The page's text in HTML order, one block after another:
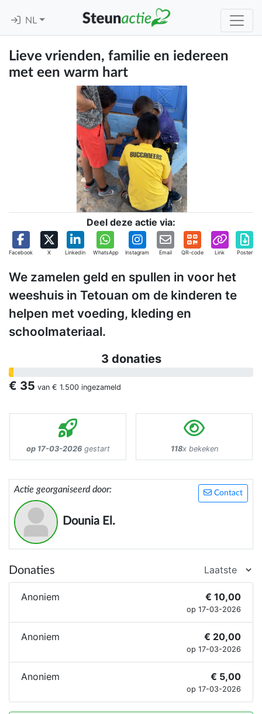
NL
Lieve vrienden, familie en iedereen
met een warm hart
Deel deze actie via:
Facebook X Linkedin WhatsApp Instagram Email QR-code Link Poster
We zamelen geld en spullen in voor het
weeshuis in Tetouan om de kinderen te
helpen met voeding, kleding en
schoolmateriaal.
3 donaties
€ 35 van € 1.500 ingezameld
op 17-03-2026gestart 118x bekeken
Contact
Actie georganiseerd door:
Dounia El.
Donaties
Anoniem € 10,00
op 17-03-2026
Anoniem € 20,00
op 17-03-2026
Anoniem € 5,00
op 17-03-2026